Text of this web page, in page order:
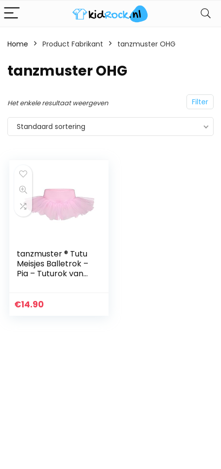
Home Product Fabrikant tanzmuster OHG
tanzmuster OHG
Filter
Het enkele resultaat weergeven
Standaard sortering
tanzmuster ® Tutu
Meisjes Balletrok –
Pia – Tuturok van
€14.90